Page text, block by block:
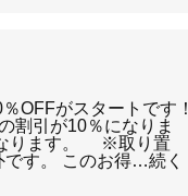
OFFがスタートです！
割引が10％になりま
ります。 ※取り置
す。 このお得…続く